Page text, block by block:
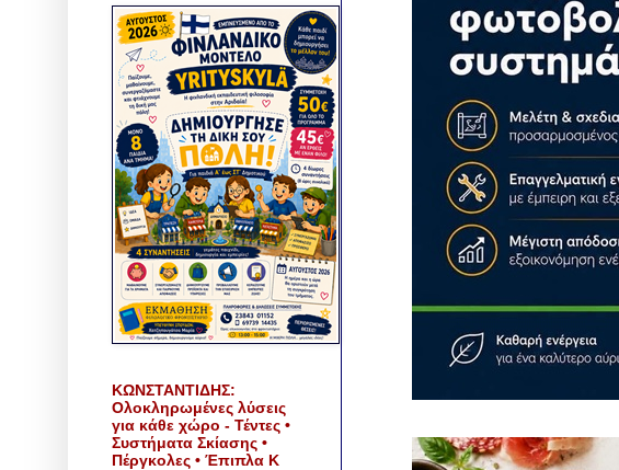
ΚΩΝΣΤΑΝΤΙΔΗΣ:
Ολοκληρωμένες λύσεις
για κάθε χώρο - Τέντες •
Συστήματα Σκίασης •
Πέργκολες • Έπιπλα Κ